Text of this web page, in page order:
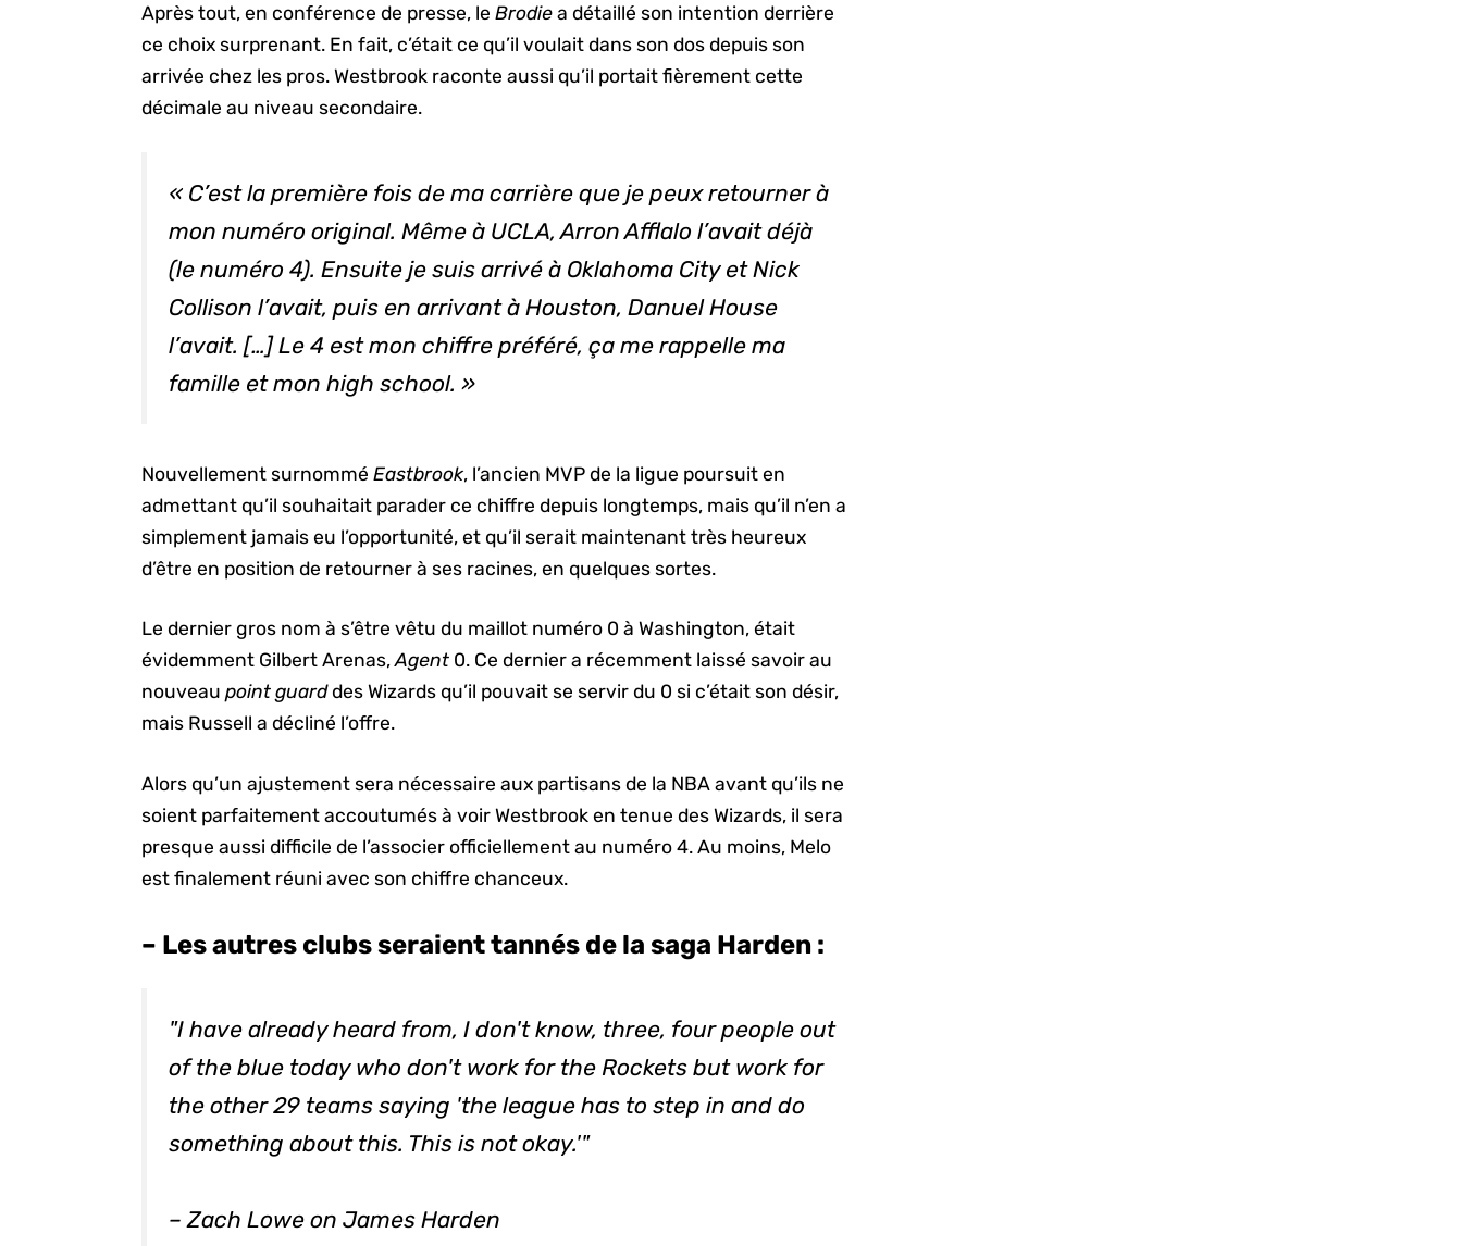
Après tout, en conférence de presse, leBrodie a détaillé son intention derrière
ce choix surprenant. En fait, c’était ce qu’il voulait dans son dos depuis son
arrivée chez les pros. Westbrook raconte aussi qu’il portait fièrement cette
décimale au niveau secondaire.
« C’est la première fois de ma carrière que je peux retourner à
mon numéro original. Même à UCLA, Arron Afflalo l’avait déjà
(le numéro 4). Ensuite je suis arrivé à Oklahoma City et Nick
Collison l’avait, puis en arrivant à Houston, Danuel House
l’avait. […] Le 4 est mon chiffre préféré, ça me rappelle ma
famille et monhigh school. »
Nouvellement surnomméEastbrook, l’ancien MVP de la ligue poursuit en
admettant qu’il souhaitait parader ce chiffre depuis longtemps, mais qu’il n’en a
simplement jamais eu l’opportunité, et qu’il serait maintenant très heureux
d’être en position de retourner à ses racines, en quelques sortes.
Le dernier gros nom à s’être vêtu du maillot numéro 0 à Washington, était
évidemment Gilbert Arenas,Agent 0. Ce dernier a récemment laissé savoir au
nouveaupoint guarddes Wizards qu’il pouvait se servir du 0 si c’était son désir,
mais Russell a décliné l’offre.
Alors qu’un ajustement sera nécessaire aux partisans de la NBA avant qu’ils ne
soient parfaitement accoutumés à voir Westbrook en tenue des Wizards, il sera
presque aussi difficile de l’associer officiellement au numéro 4. Au moins, Melo
est finalement réuni avec son chiffre chanceux.
– Les autres clubs seraient tannés de la saga Harden :
"I have already heard from, I don't know, three, four people out
of the blue today who don't work for the Rockets but work for
the other 29 teams saying 'the league has to step in and do
something about this. This is not okay.'"
– Zach Lowe on James Harden